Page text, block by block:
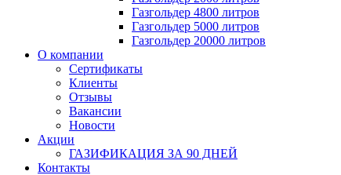
Газгольдер 4800 литров
Газгольдер 5000 литров
Газгольдер 20000 литров
О компании
Сертификаты
Клиенты
Отзывы
Вакансии
Новости
Акции
ГАЗИФИКАЦИЯ ЗА 90 ДНЕЙ
Контакты